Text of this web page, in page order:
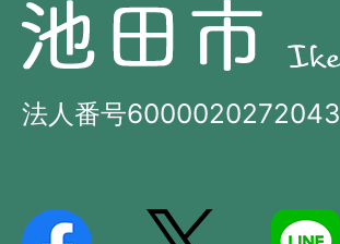
池
田
市
法人番号6000020272043